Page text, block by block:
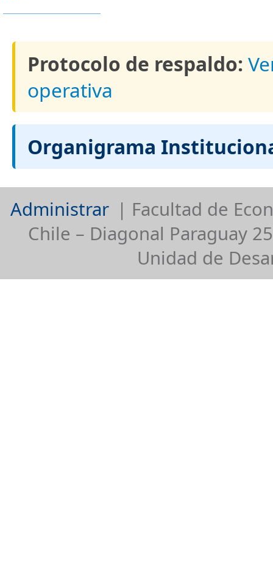
Protocolo de respaldo:
operativa
Organigrama
Administrar | Facultad de
Chile – Diagonal Paraguay
Unidad de